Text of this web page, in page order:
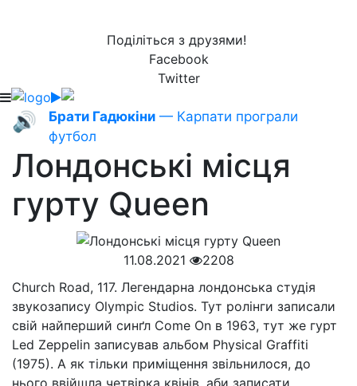
Поділіться з друзями!
Facebook
Twitter
🔊 Брати Гадюкіни — Карпати програли
футбол
Лондонські місця
гурту Queen
11.08.2021
2208
Church Road, 117. Легендарна лондонська студія
звукозапису Olympic Studios. Тут ролінги записали
свій найперший синґл Come On в 1963, тут же гурт
Led Zeppelin записував альбом Physical Graffiti
(1975). А як тільки приміщення звільнилося, до
нього ввійшла четвірка квінів, аби записати